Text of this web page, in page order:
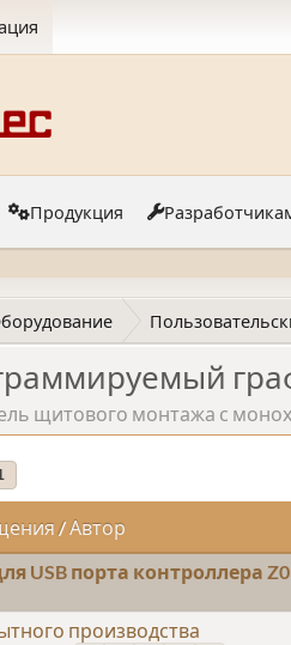
Продукция
щитового монтажа с
/ Автор
USB порта контроллера
производства